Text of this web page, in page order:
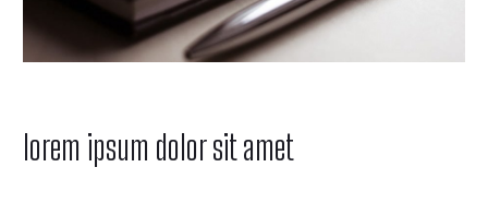
lorem ipsum dolor sit amet